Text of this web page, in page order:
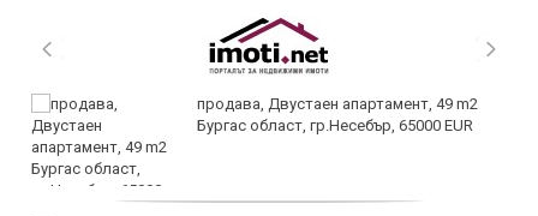
продава, Двустаен апартамент, 49 m2
Бургас област, гр.Несебър, 65000 EUR